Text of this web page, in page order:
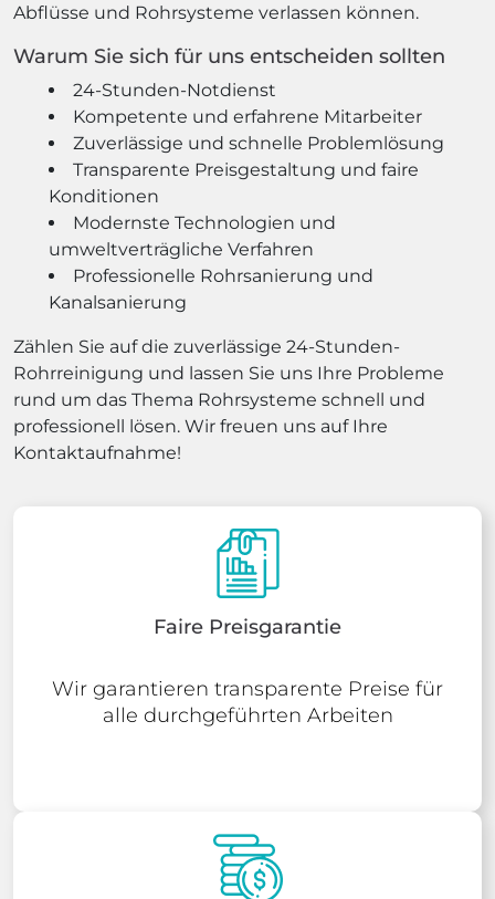
Abflüsse und Rohrsysteme verlassen können.
Warum Sie sich für uns entscheiden sollten
24-Stunden-Notdienst
Kompetente und erfahrene Mitarbeiter
Zuverlässige und schnelle Problemlösung
Transparente Preisgestaltung und faire
Konditionen
Modernste Technologien und
umweltverträgliche Verfahren
Professionelle Rohrsanierung und
Kanalsanierung
Zählen Sie auf die zuverlässige 24-Stunden-
Rohrreinigung und lassen Sie uns Ihre Probleme
rund um das Thema Rohrsysteme schnell und
professionell lösen. Wir freuen uns auf Ihre
Kontaktaufnahme!
Faire Preisgarantie
Wir garantieren transparente Preise für
alle durchgeführten Arbeiten